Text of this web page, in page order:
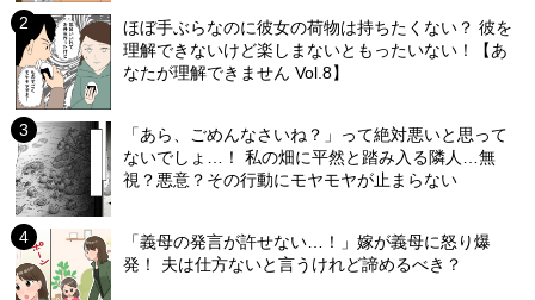
ほぼ手ぶらなのに彼女の荷物は持ちたくない？ 彼を
理解できないけど楽しまないともったいない！【あ
なたが理解できません Vol.8】
「あら、ごめんなさいね？」って絶対悪いと思って
ないでしょ…！ 私の畑に平然と踏み入る隣人…無
視？悪意？その行動にモヤモヤが止まらない
「義母の発言が許せない…！」嫁が義母に怒り爆
発！ 夫は仕方ないと言うけれど諦めるべき？